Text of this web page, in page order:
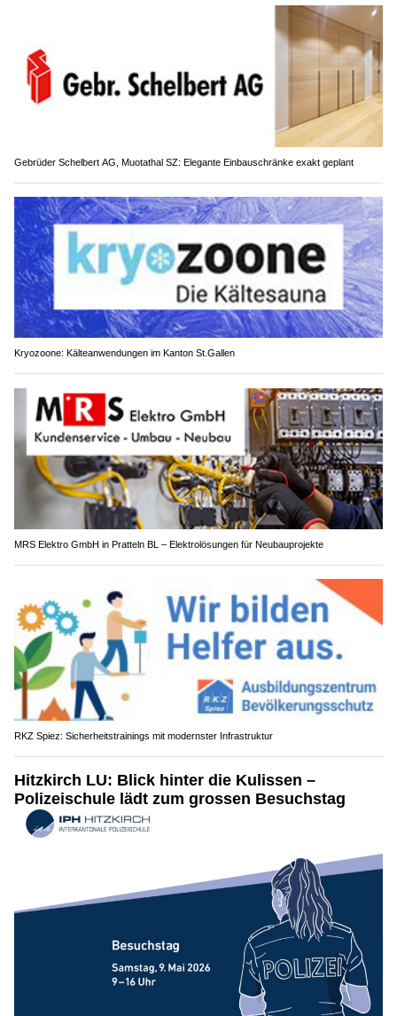
Gebrüder Schelbert AG, Muotathal SZ: Elegante Einbauschränke exakt geplant
Kryozoone: Kälteanwendungen im Kanton St.Gallen
MRS Elektro GmbH in Pratteln BL – Elektrolösungen für Neubauprojekte
RKZ Spiez: Sicherheitstrainings mit modernster Infrastruktur
Hitzkirch LU: Blick hinter die Kulissen –
Polizeischule lädt zum grossen Besuchstag